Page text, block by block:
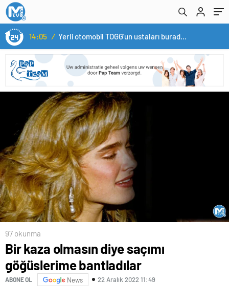
15:06 / DENEYAP Teknoloji Atölyeleri uygulama sınavı 1 Ekim’de
97 okunma
Bir kaza olmasın diye saçımı
göğüslerime bantladılar
ABONE OL News 22 Aralık 2022 11:49